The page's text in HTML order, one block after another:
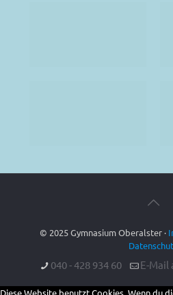
© 2025 Gymnasium Oberalster ·
040 - 428 934 60 E-Mail